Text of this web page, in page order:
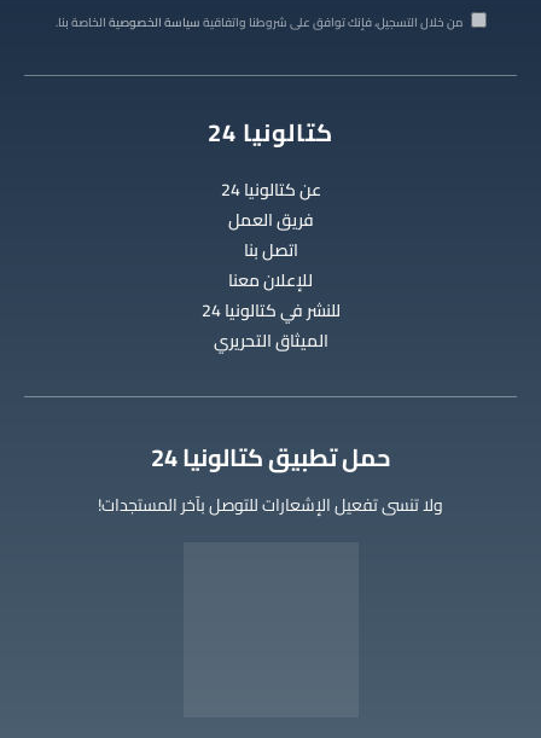
من خلال التسجيل، فإنك توافق على شروطنا واتفاقيةسياسة الخصوصيةالخاصة بنا.
كتالونيا 24
عن كتالونيا 24
فريق العمل
اتصل بنا
للإعلان معنا
للنشر في كتالونيا 24
الميثاق التحريري
‫حمل تطبيق كتالونيا 24
ولا تنسى تفعيل الإشعارات للتوصل بآخر المستجدات!